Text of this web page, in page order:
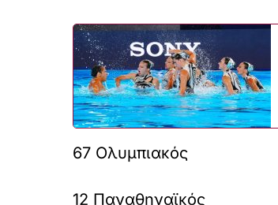
67 Ολυμπιακός
12 Παναθηναϊκός